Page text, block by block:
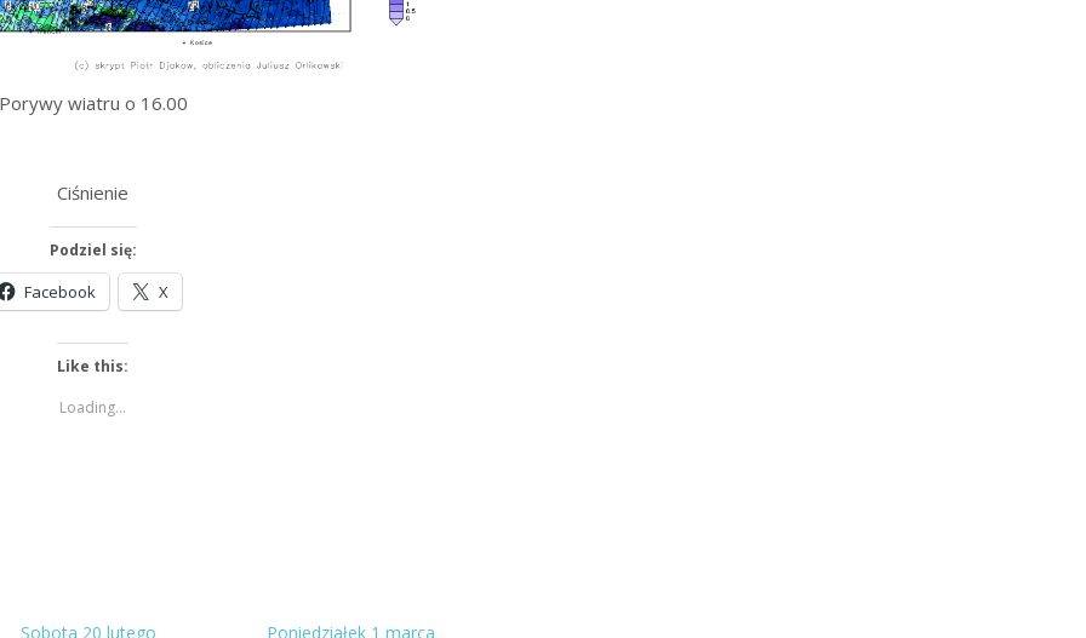
wiatru o 16.00
Ciśnienie
Podziel się:
Facebook X
Like this:
Loading...
Sobota 20 lutego Poniedziałek 1 marca